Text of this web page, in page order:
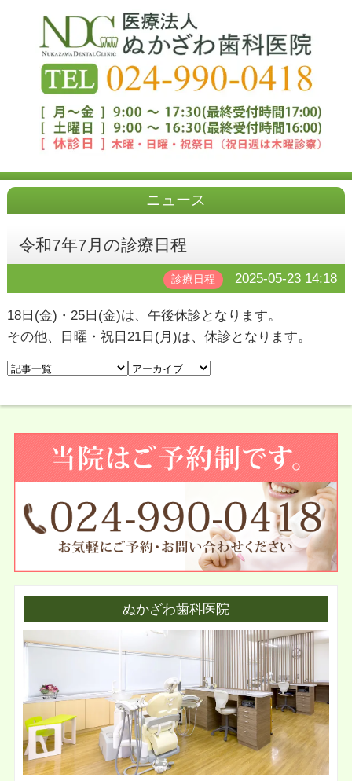
ニュース
令和7年7月の診療日程
診療日程 2025-05-23 14:18
18日(金)・25日(金)は、午後休診となります。
その他、日曜・祝日21日(月)は、休診となります。
ぬかざわ歯科医院